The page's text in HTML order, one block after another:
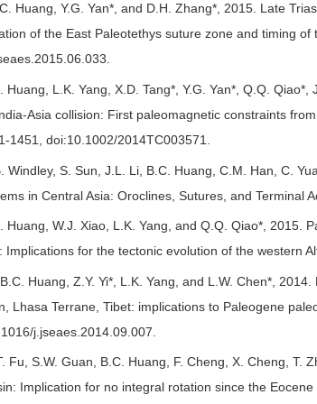
Huang, Y.G. Yan*, and D.H. Zhang*, 2015. Late
of the East Paleotethys suture zone and timing
Huang, L.K. Yang, X.D. Tang*, Y.G. Yan*, Q.Q.
Asia collision: First paleomagnetic constraints
1451, doi:10.1002/2014TC003571.
Windley, S. Sun, J.L. Li, B.C. Huang, C.M. Han, C.
in Central Asia: Oroclines, Sutures, and Terminal
Huang, W.J. Xiao, L.K. Yang, and Q.Q. Qiao*, 2015.
Implications for the tectonic evolution of the western
Huang, Z.Y. Yi*, L.K. Yang, and L.W. Chen*,
Lhasa Terrane, Tibet: implications to Paleogene
j.jseaes.2014.09.007.
Fu, S.W. Guan, B.C. Huang, F. Cheng, X. Cheng,
Implication for no integral rotation since the